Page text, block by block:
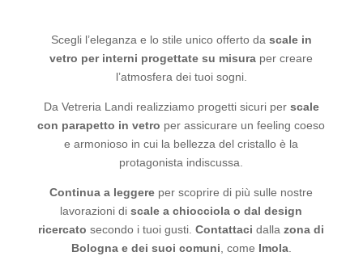
Scegli l’eleganza e lo stile unico offerto da scale in
vetro per interni progettate su misura per creare
l’atmosfera dei tuoi sogni.
Da Vetreria Landi realizziamo progetti sicuri per scale
con parapetto in vetro per assicurare un feeling coeso
e armonioso in cui la bellezza del cristallo è la
protagonista indiscussa.
Continua a leggere per scoprire di più sulle nostre
lavorazioni discale a chiocciola o dal design
ricercato secondo i tuoi gusti.Contattaci dallazona di
Bologna e dei suoi comuni , come Imola.